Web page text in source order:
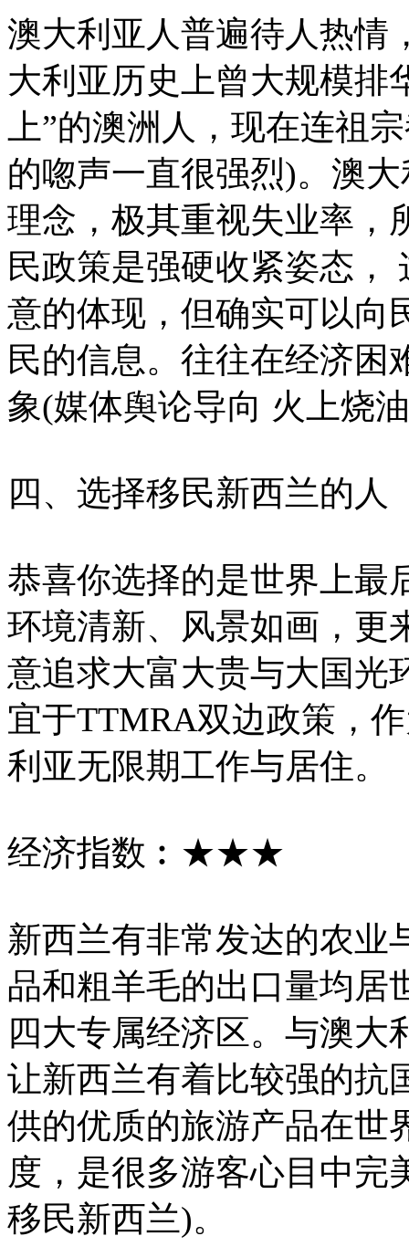
澳大利亚人普遍待人热情
大利亚历史上曾大规模排
上”的澳洲人，现在连祖
的唿声一直很强烈)。澳
理念，极其重视失业率，
民政策是强硬收紧姿态，
意的体现，但确实可以向
民的信息。往往在经济困
象(媒体舆论导向 火上烧
四、选择移民新西兰的人
恭喜你选择的是世界上最
环境清新、风景如画，更
意追求大富大贵与大国光
宜于TTMRA双边政策，
利亚无限期工作与居住。
经济指数︰★★★
新西兰有非常发达的农业
品和粗羊毛的出口量均居
四大专属经济区。与澳大
让新西兰有着比较强的抗
供的优质的旅游产品在世
度，是很多游客心目中完
移民新西兰)。